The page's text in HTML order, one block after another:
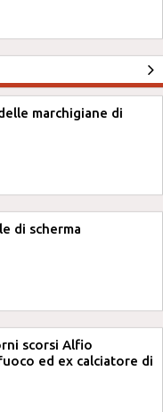
marchigiane di
di scherma
scorsi Alfio
ed ex calciatore di